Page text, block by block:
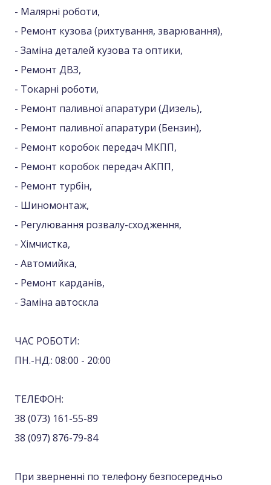
- Малярні роботи,
- Ремонт кузова (рихтування, зварювання),
- Заміна деталей кузова та оптики,
- Ремонт ДВЗ,
- Токарні роботи,
- Ремонт паливної апаратури (Дизель),
- Ремонт паливної апаратури (Бензин),
- Ремонт коробок передач МКПП,
- Ремонт коробок передач АКПП,
- Ремонт турбін,
- Шиномонтаж,
- Регулювання розвалу-сходження,
- Хімчистка,
- Автомийка,
- Ремонт карданів,
- Заміна автоскла
ЧАС РОБОТИ:
ПН.-НД.: 08:00 - 20:00
ТЕЛЕФОН:
38 (073) 161-55-89
38 (097) 876-79-84
При зверненні по телефону безпосередньо